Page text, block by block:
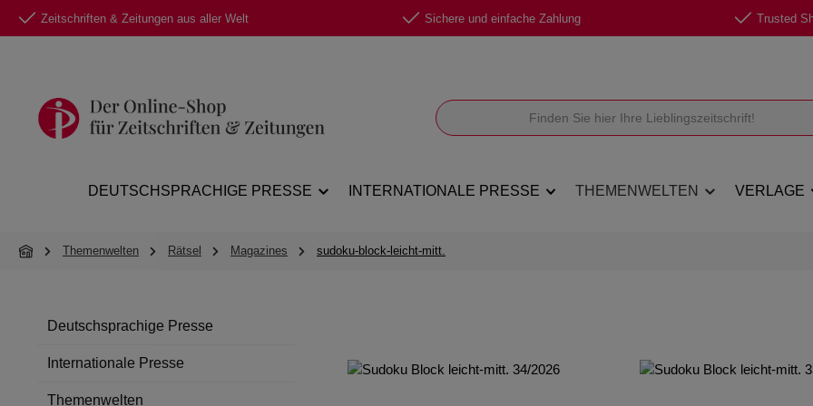
Hauptinhalt springen
Zur Suche springen
Zur Hauptnavigation springen
Zeitschriften & Zeitungen aus aller Welt Sichere und einfache Zahlung Trusted
DEUTSCHSPRACHIGE PRESSE INTERNATIONALE PRESSE THEMENWELTEN VERLAGE
Themenwelten Rätsel Magazines sudoku-block-leicht-mitt.
Deutschsprachige Presse
Internationale Presse
Themenwelten